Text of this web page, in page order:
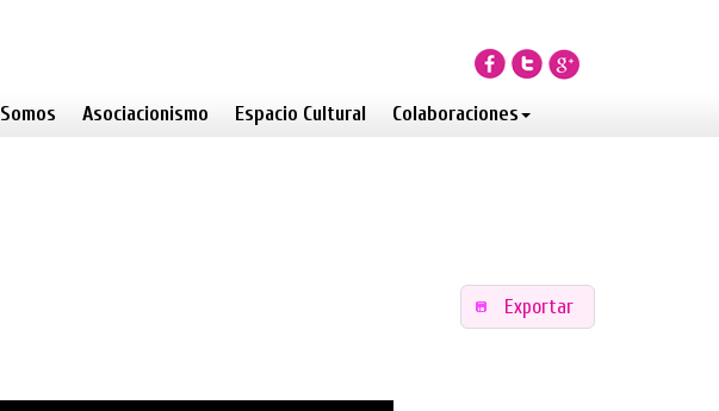
Somos Asociacionismo Espacio Cultural Colaboraciones
Exportar